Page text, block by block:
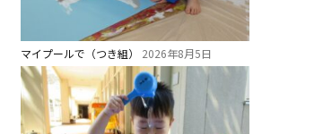
マイプールで（つき組） 2026年8月5日